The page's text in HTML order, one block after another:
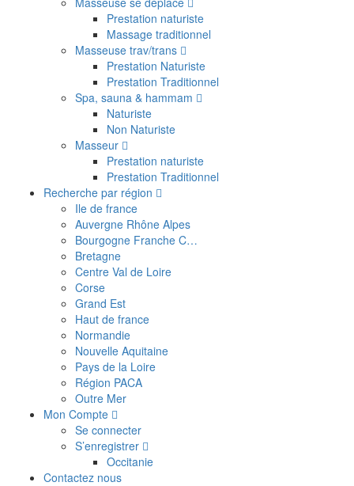
Prestation naturiste
Massage traditionnel
Masseuse trav/trans
Prestation Naturiste
Prestation Traditionnel
Spa, sauna & hammam
Naturiste
Non Naturiste
Masseur
Prestation naturiste
Prestation Traditionnel
Recherche par région
Ile de france
Auvergne Rhône Alpes
Bourgogne Franche C…
Bretagne
Centre Val de Loire
Corse
Grand Est
Haut de france
Normandie
Nouvelle Aquitaine
Pays de la Loire
Région PACA
Outre Mer
Mon Compte
Se connecter
S’enregistrer
Occitanie
Contactez nous